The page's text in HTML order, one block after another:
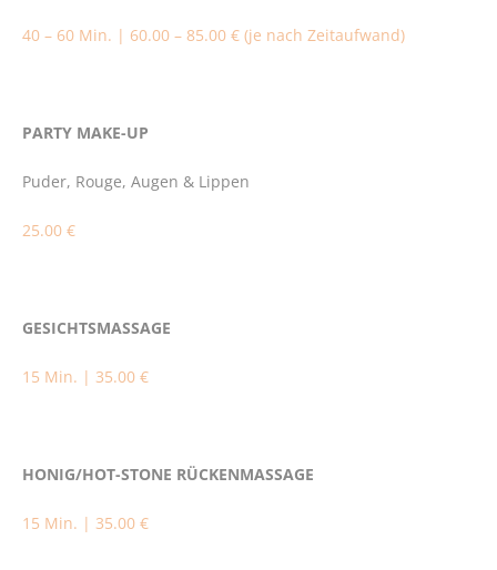
40 – 60 Min. | 60.00 – 85.00 € (je nach Zeitaufwand)
PARTY MAKE-UP
Puder, Rouge, Augen & Lippen
25.00 €
GESICHTSMASSAGE
15 Min. | 35.00 €
HONIG/HOT-STONE RÜCKENMASSAGE
15 Min. | 35.00 €